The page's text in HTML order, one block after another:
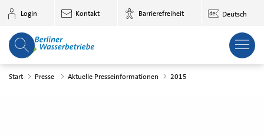
Zum Hauptinhalt springen
Login Kontakt Barrierefreiheit Deutsch
Start Presse Aktuelle Presseinformationen 2015